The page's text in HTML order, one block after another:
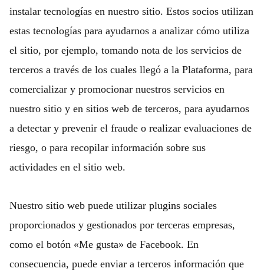
instalar tecnologías en nuestro sitio. Estos socios utilizan
estas tecnologías para ayudarnos a analizar cómo utiliza
el sitio, por ejemplo, tomando nota de los servicios de
terceros a través de los cuales llegó a la Plataforma, para
comercializar y promocionar nuestros servicios en
nuestro sitio y en sitios web de terceros, para ayudarnos
a detectar y prevenir el fraude o realizar evaluaciones de
riesgo, o para recopilar información sobre sus
actividades en el sitio web.
Nuestro sitio web puede utilizar plugins sociales
proporcionados y gestionados por terceras empresas,
como el botón «Me gusta» de Facebook. En
consecuencia, puede enviar a terceros información que